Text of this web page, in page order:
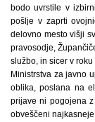
bodo uvrstile v
pošlje v zaprti
delovno mesto višji
pravosodje,
službo, in sicer v
Ministrstva za javno
oblika, poslana na
prijave ni pogojena
obveščeni